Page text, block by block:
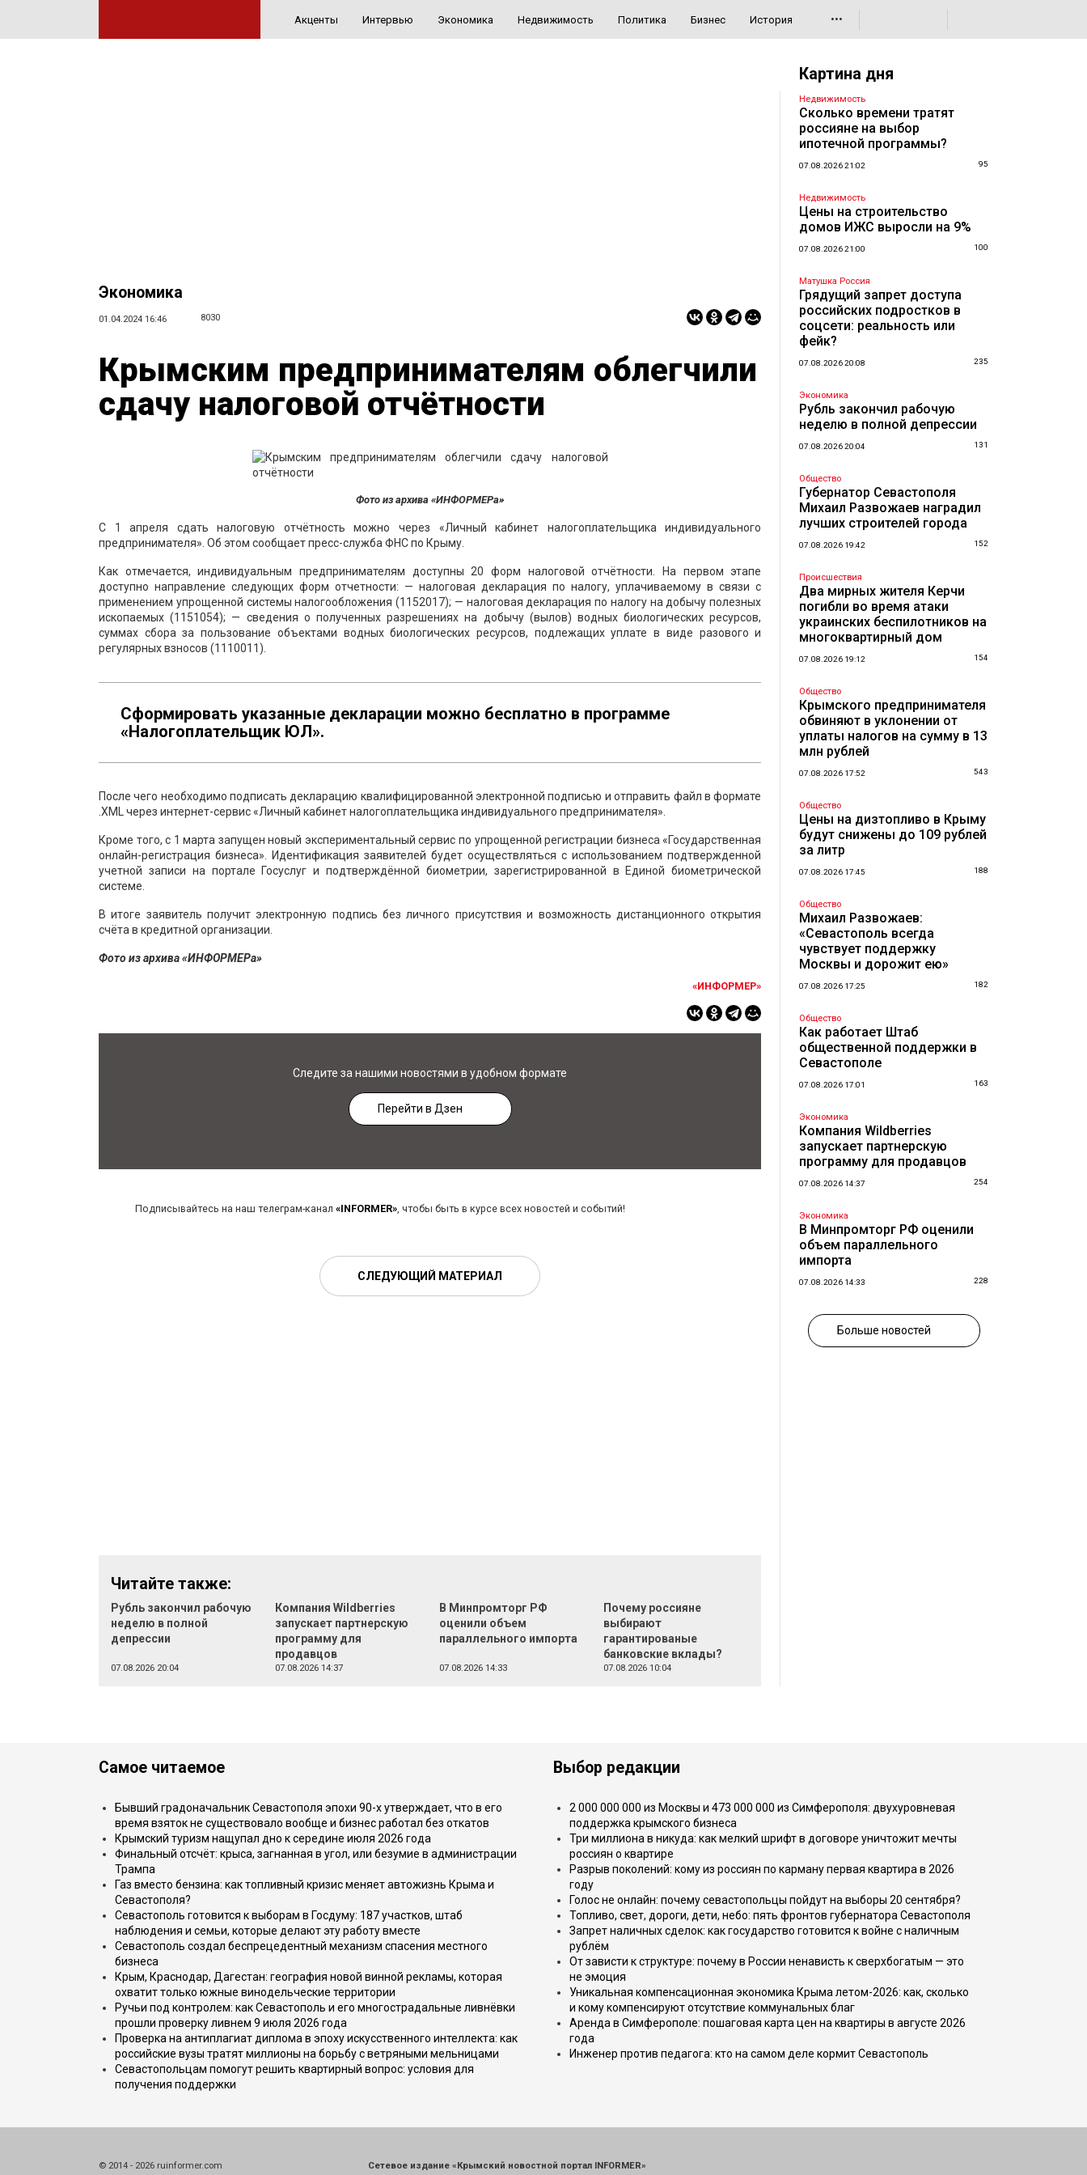
Акценты Интервью Экономика Недвижимость Политика Бизнес История •••
Экономика
01.04.2024 16:46 8030
Крымским предпринимателям облегчили
сдачу налоговой отчётности
Фото из архива «ИНФОРМЕРа»
С 1 апреля сдать налоговую отчётность можно через «Личный кабинет налогоплательщика индивидуального
предпринимателя». Об этом сообщает пресс-служба ФНС по Крыму.
Как отмечается, индивидуальным предпринимателям доступны 20 форм налоговой отчётности. На первом этапе
доступно направление следующих форм отчетности: — налоговая декларация по налогу, уплачиваемому в связи с
применением упрощенной системы налогообложения (1152017); — налоговая декларация по налогу на добычу полезных
ископаемых (1151054); — сведения о полученных разрешениях на добычу (вылов) водных биологических ресурсов,
суммах сбора за пользование объектами водных биологических ресурсов, подлежащих уплате в виде разового и
регулярных взносов (1110011).
Сформировать указанные декларации можно бесплатно в программе
«Налогоплательщик ЮЛ».
После чего необходимо подписать декларацию квалифицированной электронной подписью и отправить файл в формате
.XML через интернет-сервис «Личный кабинет налогоплательщика индивидуального предпринимателя».
Кроме того, с 1 марта запущен новый экспериментальный сервис по упрощенной регистрации бизнеса «Государственная
онлайн-регистрация бизнеса». Идентификация заявителей будет осуществляться с использованием подтвержденной
учетной записи на портале Госуслуг и подтверждённой биометрии, зарегистрированной в Единой биометрической
системе.
В итоге заявитель получит электронную подпись без личного присутствия и возможность дистанционного открытия
счёта в кредитной организации.
Фото из архива «ИНФОРМЕРа»
«ИНФОРМЕР»
Следите за нашими новостями в удобном формате
Перейти в Дзен
Подписывайтесь на наш телеграм-канал «INFORMER», чтобы быть в курсе всех новостей и событий!
СЛЕДУЮЩИЙ МАТЕРИАЛ
Читайте также:
Рубль закончил рабочую
неделю в полной
депрессии
07.08.2026 20:04
Компания Wildberries
запускает партнерскую
программу для
продавцов
07.08.2026 14:37
В Минпромторг РФ
оценили объем
параллельного импорта
07.08.2026 14:33
Почему россияне
выбирают
гарантированые
банковские вклады?
07.08.2026 10:04
Картина дня
Недвижимость
Сколько времени тратят
россияне на выбор
ипотечной программы?
07.08.2026 21:02 95
Недвижимость
Цены на строительство
домов ИЖС выросли на 9%
07.08.2026 21:00 100
Матушка Россия
Грядущий запрет доступа
российских подростков в
соцсети: реальность или
фейк?
07.08.2026 20:08 235
Экономика
Рубль закончил рабочую
неделю в полной депрессии
07.08.2026 20:04 131
Общество
Губернатор Севастополя
Михаил Развожаев наградил
лучших строителей города
07.08.2026 19:42 152
Происшествия
Два мирных жителя Керчи
погибли во время атаки
украинских беспилотников на
многоквартирный дом
07.08.2026 19:12 154
Общество
Крымского предпринимателя
обвиняют в уклонении от
уплаты налогов на сумму в 13
млн рублей
07.08.2026 17:52 543
Общество
Цены на дизтопливо в Крыму
будут снижены до 109 рублей
за литр
07.08.2026 17:45 188
Общество
Михаил Развожаев:
«Севастополь всегда
чувствует поддержку
Москвы и дорожит ею»
07.08.2026 17:25 182
Общество
Как работает Штаб
общественной поддержки в
Севастополе
07.08.2026 17:01 163
Экономика
Компания Wildberries
запускает партнерскую
программу для продавцов
07.08.2026 14:37 254
Экономика
В Минпромторг РФ оценили
объем параллельного
импорта
07.08.2026 14:33 228
Больше новостей
Самое читаемое
Бывший градоначальник Севастополя эпохи 90-х утверждает, что в его
время взяток не существовало вообще и бизнес работал без откатов
Крымский туризм нащупал дно к середине июля 2026 года
Финальный отсчёт: крыса, загнанная в угол, или безумие в администрации
Трампа
Газ вместо бензина: как топливный кризис меняет автожизнь Крыма и
Севастополя?
Севастополь готовится к выборам в Госдуму: 187 участков, штаб
наблюдения и семьи, которые делают эту работу вместе
Севастополь создал беспрецедентный механизм спасения местного
бизнеса
Крым, Краснодар, Дагестан: география новой винной рекламы, которая
охватит только южные винодельческие территории
Ручьи под контролем: как Севастополь и его многострадальные ливнёвки
прошли проверку ливнем 9 июля 2026 года
Проверка на антиплагиат диплома в эпоху искусственного интеллекта: как
российские вузы тратят миллионы на борьбу с ветряными мельницами
Севастопольцам помогут решить квартирный вопрос: условия для
получения поддержки
Выбор редакции
2 000 000 000 из Москвы и 473 000 000 из Симферополя: двухуровневая
поддержка крымского бизнеса
Три миллиона в никуда: как мелкий шрифт в договоре уничтожит мечты
россиян о квартире
Разрыв поколений: кому из россиян по карману первая квартира в 2026
году
Голос не онлайн: почему севастопольцы пойдут на выборы 20 сентября?
Топливо, свет, дороги, дети, небо: пять фронтов губернатора Севастополя
Запрет наличных сделок: как государство готовится к войне с наличным
рублём
От зависти к структуре: почему в России ненависть к сверхбогатым — это
не эмоция
Уникальная компенсационная экономика Крыма летом-2026: как, сколько
и кому компенсируют отсутствие коммунальных благ
Аренда в Симферополе: пошаговая карта цен на квартиры в августе 2026
года
Инженер против педагога: кто на самом деле кормит Севастополь
© 2014 - 2026 ruinformer.com Сетевое издание «Крымский новостной портал INFORMER»